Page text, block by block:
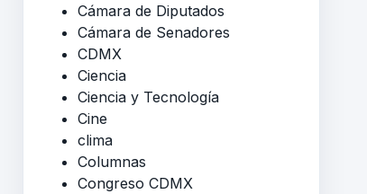
Cámara de Diputados
Cámara de Senadores
CDMX
Ciencia
Ciencia y Tecnología
Cine
clima
Columnas
Congreso CDMX